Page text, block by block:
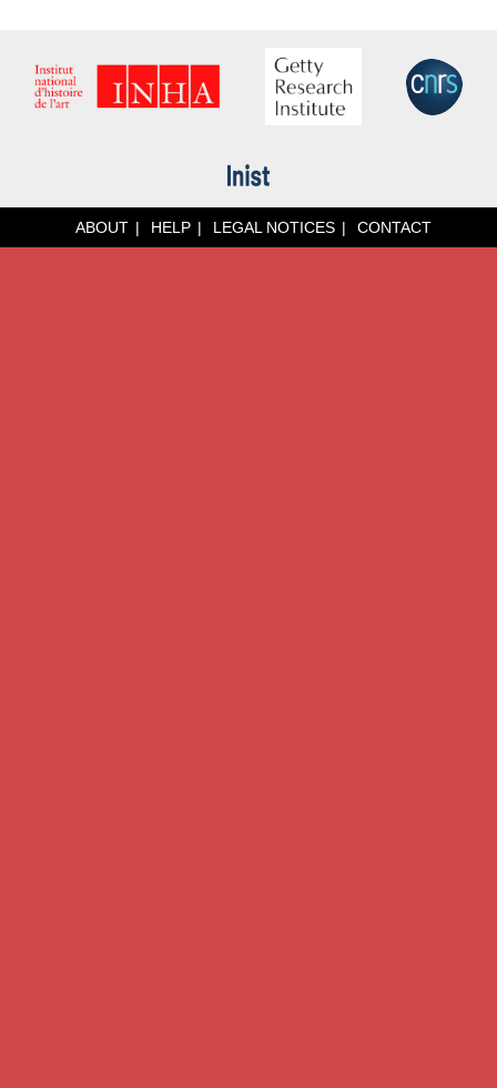
ABOUT HELP LEGAL NOTICES CONTACT